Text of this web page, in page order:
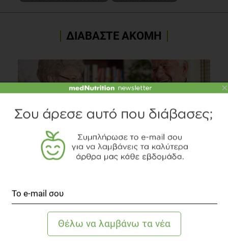
ΔΙΑΒΑΣΤΕ ΑΚΟΜΗ
Συστάσεις Διατροφής
3 λεπτά να διαβαστεί
×